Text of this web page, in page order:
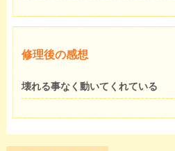
修理後の感想
壊れる事なく動いてくれている